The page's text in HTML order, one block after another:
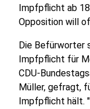
Impfpflicht ab
Opposition will
Die Befürworter
Impfpflicht für
CDU-
Müller, gefragt,
Impfpflicht hält.